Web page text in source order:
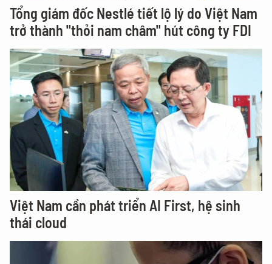
Tổng giám đốc Nestlé tiết lộ lý do Việt Nam
trở thành "thỏi nam châm" hút công ty FDI
Việt Nam cần phát triển AI First, hệ sinh
thái cloud